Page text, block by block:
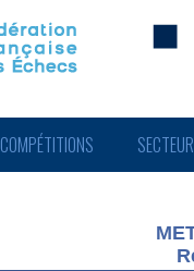
COMPÉTITIONS